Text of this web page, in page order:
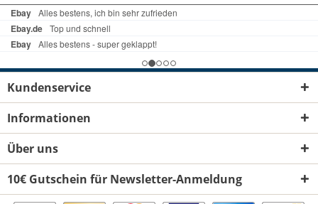
Kundenservice
Informationen
Über uns
10€ Gutschein für Newsletter-Anmeldung